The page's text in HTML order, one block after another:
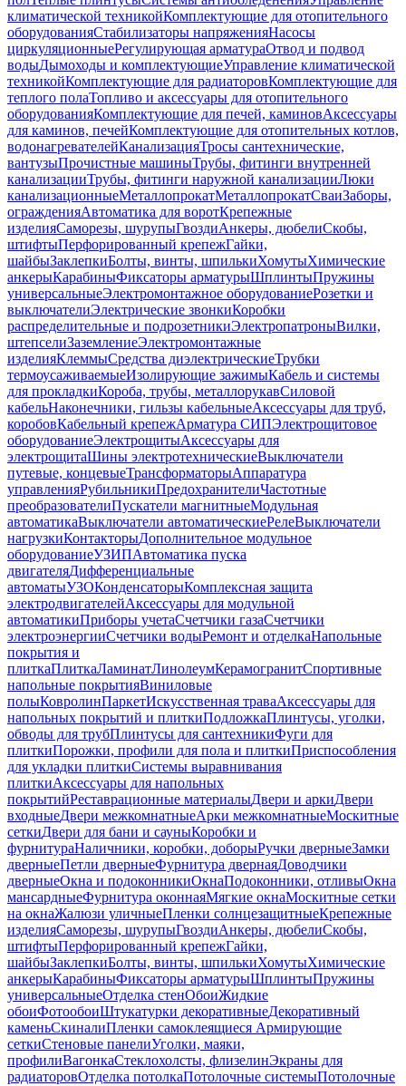
климатической техникойКомплектующие для отопительного
оборудованияСтабилизаторы напряженияНасосы
циркуляционныеРегулирующая арматураОтвод и подвод
водыДымоходы и комплектующиеУправление климатической
техникойКомплектующие для радиаторовКомплектующие для
теплого полаТопливо и аксессуары для отопительного
оборудованияКомплектующие для печей, каминовАксессуары
для каминов, печейКомплектующие для отопительных котлов,
водонагревателейКанализацияТросы сантехнические,
вантузыПрочистные машиныТрубы, фитинги внутренней
канализацииТрубы, фитинги наружной канализацииЛюки
канализационныеМеталлопрокатМеталлопрокатСваиЗаборы,
огражденияАвтоматика для воротКрепежные
изделияСаморезы, шурупыГвоздиАнкеры, дюбелиСкобы,
штифтыПерфорированный крепежГайки,
шайбыЗаклепкиБолты, винты, шпилькиХомутыХимические
анкерыКарабиныФиксаторы арматурыШплинтыПружины
универсальныеЭлектромонтажное оборудованиеРозетки и
выключателиЭлектрические звонкиКоробки
распределительные и подрозетникиЭлектропатроныВилки,
штепселиЗаземлениеЭлектромонтажные
изделияКлеммыСредства диэлектрическиеТрубки
термоусаживаемыеИзолирующие зажимыКабель и системы
для прокладкиКороба, трубы, металлорукавСиловой
кабельНаконечники, гильзы кабельныеАксессуары для труб,
коробовКабельный крепежАрматура СИПЭлектрощитовое
оборудованиеЭлектрощитыАксессуары для
электрощитаШины электротехническиеВыключатели
путевые, концевыеТрансформаторыАппаратура
управленияРубильникиПредохранителиЧастотные
преобразователиПускатели магнитныеМодульная
автоматикаВыключатели автоматическиеРелеВыключатели
нагрузкиКонтакторыДополнительное модульное
оборудованиеУЗИПАвтоматика пуска
двигателяДифференциальные
автоматыУЗОКонденсаторыКомплексная защита
электродвигателейАксессуары для модульной
автоматикиПриборы учетаСчетчики газаСчетчики
электроэнергииСчетчики водыРемонт и отделкаНапольные
покрытия и
плиткаПлиткаЛаминатЛинолеумКерамогранитСпортивные
напольные покрытияВиниловые
полыКовролинПаркетИскусственная траваАксессуары для
напольных покрытий и плиткиПодложкаПлинтусы, уголки,
обводы для трубПлинтусы для сантехникиФуги для
плиткиПорожки, профили для пола и плиткиПриспособления
для укладки плиткиСистемы выравнивания
плиткиАксессуары для напольных
покрытийРеставрационные материалыДвери и аркиДвери
входныеДвери межкомнатныеАрки межкомнатныеМоскитные
сеткиДвери для бани и сауныКоробки и
фурнитураНаличники, коробки, доборыРучки дверныеЗамки
дверныеПетли дверныеФурнитура двернаяДоводчики
дверныеОкна и подоконникиОкнаПодоконники, отливыОкна
мансардныеФурнитура оконнаяМягкие окнаМоскитные сетки
на окнаЖалюзи уличныеПленки солнцезащитныеКрепежные
изделияСаморезы, шурупыГвоздиАнкеры, дюбелиСкобы,
штифтыПерфорированный крепежГайки,
шайбыЗаклепкиБолты, винты, шпилькиХомутыХимические
анкерыКарабиныФиксаторы арматурыШплинтыПружины
универсальныеОтделка стенОбоиЖидкие
обоиФотообоиШтукатурки декоративныеДекоративный
каменьСкиналиПленки самоклеящиеся Армирующие
сеткиСтеновые панелиУголки, маяки,
профилиВагонкаСтеклохолсты, флизелинЭкраны для
радиаторовОтделка потолкаПотолочные системыПотолочные